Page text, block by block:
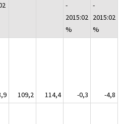
-
2015:02
%
-
2015:02
%
109,2 114,4 -0,3
-4,8